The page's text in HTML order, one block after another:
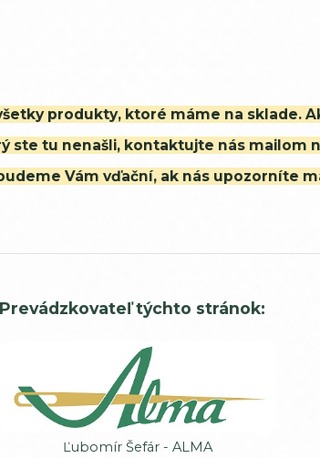
produkty, ktoré máme na sklade.
ste tu nenašli, kontaktujte nás mailom
Vám vďační, ak nás upozorníte
Prevádzkovateľ týchto stránok:
Ľubomír Šefár - ALMA